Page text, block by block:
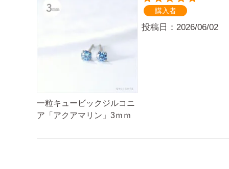
一粒キュービックジルコニ
ア「アクアマリン」3ｍｍ
購入者
投稿日 2026/06/02